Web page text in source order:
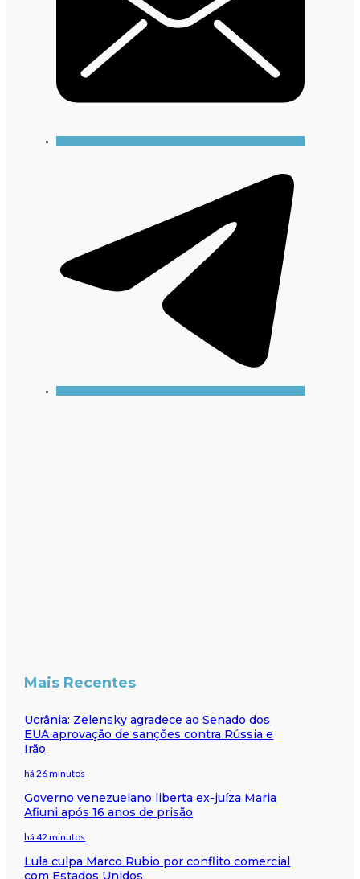
Mais Recentes
Ucrânia: Zelensky agradece ao Senado dos
EUA aprovação de sanções contra Rússia e
Irão
há 26 minutos
Governo venezuelano liberta ex-juíza Maria
Afiuni após 16 anos de prisão
há 42 minutos
Lula culpa Marco Rubio por conflito comercial
com Estados Unidos